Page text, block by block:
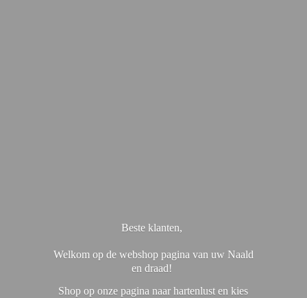
Beste klanten,
Welkom op de webshop pagina van uw Naald
en draad!
Shop op onze pagina naar hartenlust en kies